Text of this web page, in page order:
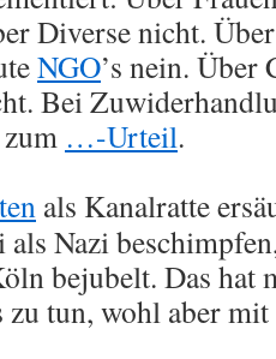
Diverse nicht.
NGO’s nein.
Bei
…-Urteil.
als Kanalratte
Nazi
bejubelt. Das hat
tun, wohl aber mit